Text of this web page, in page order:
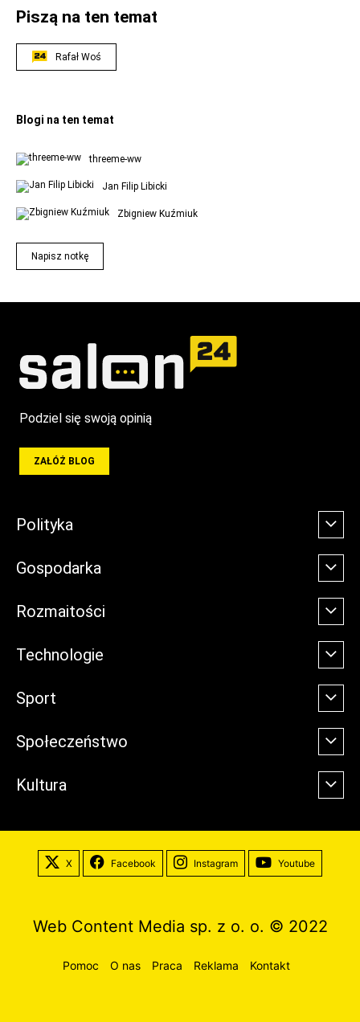
Piszą na ten temat
Rafał Woś
Blogi na ten temat
threeme-ww
Jan Filip Libicki
Zbigniew Kuźmiuk
Napisz notkę
Podziel się swoją opinią
ZAŁÓŻ BLOG
Polityka
Gospodarka
Rozmaitości
Technologie
Sport
Społeczeństwo
Kultura
X Facebook Instagram Youtube
Web Content Media sp. z o. o. © 2022
Pomoc O nas Praca Reklama Kontakt